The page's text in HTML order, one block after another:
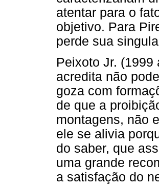
atentar para o
objetivo. Para
perde sua
Peixoto Jr. (1999
acredita não
goza com
de que a
montagens, não
ele se alivia
do saber, que
uma grande
a satisfação do